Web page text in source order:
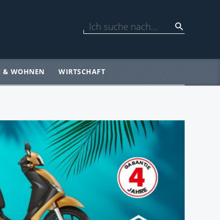
WOHNEN WIRTSCHAFT